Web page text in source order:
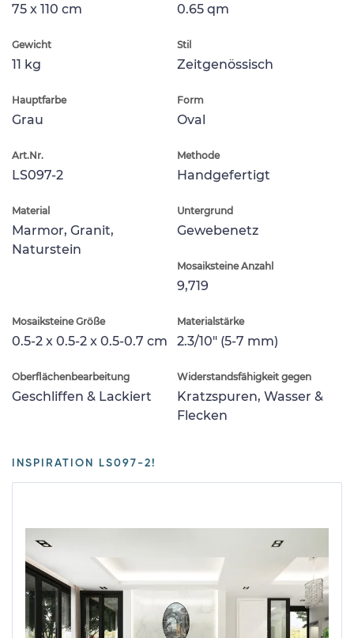
75 x 110 cm 0.65 qm
Gewicht
11 kg
Stil
Zeitgenössisch
Hauptfarbe
Grau
Form
Oval
Art.Nr.
LS097-2
Methode
Handgefertigt
Material
Marmor, Granit,
Naturstein
Untergrund
Gewebenetz
Mosaiksteine Anzahl
9,719
Mosaiksteine Größe
0.5-2 x 0.5-2 x 0.5-0.7 cm
Materialstärke
2.3/10" (5-7 mm)
Oberflächenbearbeitung
Geschliffen & Lackiert
Widerstandsfähigkeit gegen
Kratzspuren, Wasser &
Flecken
INSPIRATION LS097-2!